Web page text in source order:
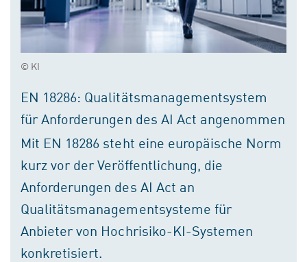
© KI
EN 18286: Qualitätsmanagementsystem
für Anforderungen des AI Act angenommen
Mit EN 18286 steht eine europäische Norm
kurz vor der Veröffentlichung, die
Anforderungen des AI Act an
Qualitätsmanagementsysteme für
Anbieter von Hochrisiko-KI-Systemen
konkretisiert.